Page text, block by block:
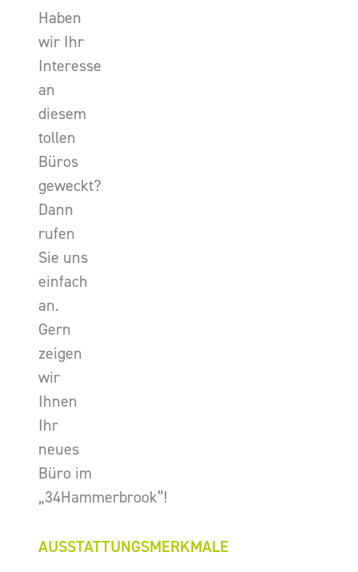
Haben
wir Ihr
Interesse
an
diesem
tollen
Büros
geweckt?
Dann
rufen
Sie uns
einfach
an.
Gern
zeigen
wir
Ihnen
Ihr
neues
Büro im
„34Hammerbrook”!
AUSSTATTUNGSMERKMALE